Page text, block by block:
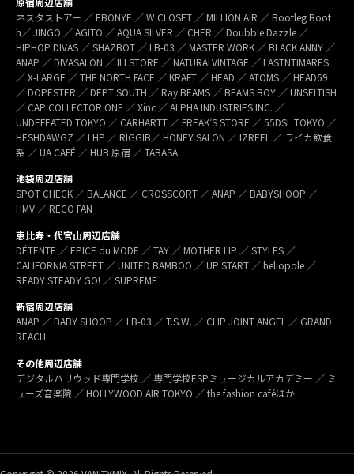
ネスタストアー ／ EBONYE ／ W CLOSET ／ MILLION AIR ／ Bootleg Boot
h／ JINGO ／ AGITO ／ AQUA SILVER ／ CHER ／ Doubble Dazzle ／
HIPHOP DIVAS ／ SHAZBOT ／ LB-03 ／ MASTER WORK ／ BLACK ANNY ／
ANAP ／ DIVASALON ／ ILLSTORE ／ NATURALVINTAGE ／ LASTNTIMARES
／ X-LARGE ／ THE NORTH FACE ／ KRAFT ／ HEAD ／ ATOMS ／ HEAD69
／ DOPESTER ／ DEPT SOUTH ／ Ray BEAMS ／ BEAMS BOY ／ UNSELTISH
／ CAP COLLECTOR ONE ／ Xinc ／ ALPHA INDUSTRIES INC. ／
UNDEFEATED TOKYO ／ CARHARTT ／ FREAK’S STORE ／ 55DSL TOKYO ／
HESHDAWGZ ／ LHP ／ RIGGIB／ HONEY SALON ／ IZREEL ／ ライカ飲食
系 ／ UA CAFÉ ／ HUB 原宿 ／ TABASA
池袋周辺店舗
SPOT CHECK ／ BALANCE ／ CROSSCORT ／ ANAP ／ BABYSHOOP ／
HMV ／ RECO FAN
恵比寿・代官山周辺店舗
DÉTENTE ／ EPICE du MODE ／ TAY ／ MOTHER LIP ／ STYLES ／
CALIFORNIA STREET ／ UNITED BAMBOO ／ UP START ／ heliopole ／
READY STEADY GO! ／ SUPREME
新宿周辺店舗
ANAP ／ BABY SHOOP ／ LB-03 ／ T.S.W. ／ CLIP JOINT ANGEL ／ GRAND
REACH
その他周辺店舗
デジタルハリウッド専門学校 ／ 専門学校ESPミュージカルアカデミー ／ ミ
ューズ音楽院 ／ HOLLYWOOD AIR TOKYO ／ the fashion caféほか